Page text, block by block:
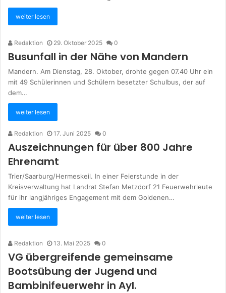
weiter lesen
Redaktion 29. Oktober 2025 0
Busunfall in der Nähe von Mandern
Mandern. Am Dienstag, 28. Oktober, drohte gegen 07.40 Uhr ein
mit 49 Schülerinnen und Schülern besetzter Schulbus, der auf
dem…
weiter lesen
Redaktion 17. Juni 2025 0
Auszeichnungen für über 800 Jahre
Ehrenamt
Trier/Saarburg/Hermeskeil. In einer Feierstunde in der
Kreisverwaltung hat Landrat Stefan Metzdorf 21 Feuerwehrleute
für ihr langjähriges Engagement mit dem Goldenen…
weiter lesen
Redaktion 13. Mai 2025 0
VG übergreifende gemeinsame
Bootsübung der Jugend und
Bambinifeuerwehr in Ayl.